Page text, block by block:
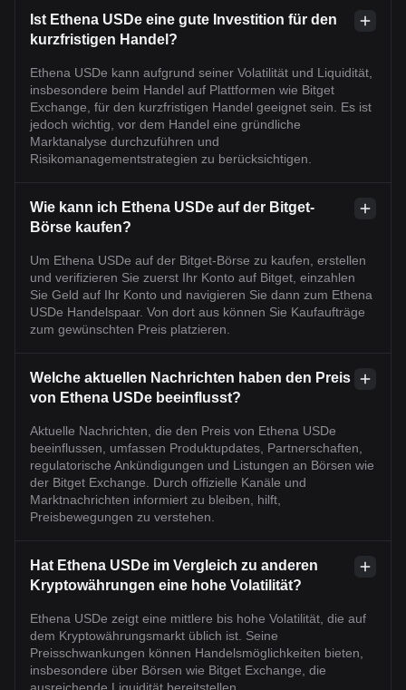
Ist Ethena USDe eine gute Investition für den
kurzfristigen Handel?
Ethena USDe kann aufgrund seiner Volatilität und Liquidität,
insbesondere beim Handel auf Plattformen wie Bitget
Exchange, für den kurzfristigen Handel geeignet sein. Es ist
jedoch wichtig, vor dem Handel eine gründliche
Marktanalyse durchzuführen und
Risikomanagementstrategien zu berücksichtigen.
Wie kann ich Ethena USDe auf der Bitget-
Börse kaufen?
Um Ethena USDe auf der Bitget-Börse zu kaufen, erstellen
und verifizieren Sie zuerst Ihr Konto auf Bitget, einzahlen
Sie Geld auf Ihr Konto und navigieren Sie dann zum Ethena
USDe Handelspaar. Von dort aus können Sie Kaufaufträge
zum gewünschten Preis platzieren.
Welche aktuellen Nachrichten haben den Preis
von Ethena USDe beeinflusst?
Aktuelle Nachrichten, die den Preis von Ethena USDe
beeinflussen, umfassen Produktupdates, Partnerschaften,
regulatorische Ankündigungen und Listungen an Börsen wie
der Bitget Exchange. Durch offizielle Kanäle und
Marktnachrichten informiert zu bleiben, hilft,
Preisbewegungen zu verstehen.
Hat Ethena USDe im Vergleich zu anderen
Kryptowährungen eine hohe Volatilität?
Ethena USDe zeigt eine mittlere bis hohe Volatilität, die auf
dem Kryptowährungsmarkt üblich ist. Seine
Preisschwankungen können Handelsmöglichkeiten bieten,
insbesondere über Börsen wie Bitget Exchange, die